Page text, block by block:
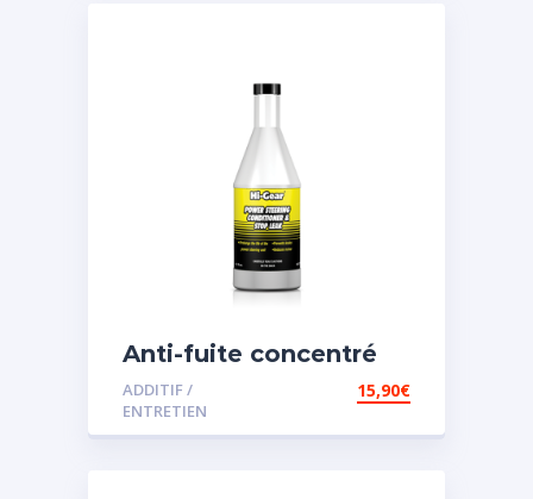
Anti-fuite concentré
pour direction
assistée
ADDITIF /
ENTRETIEN
15,90€